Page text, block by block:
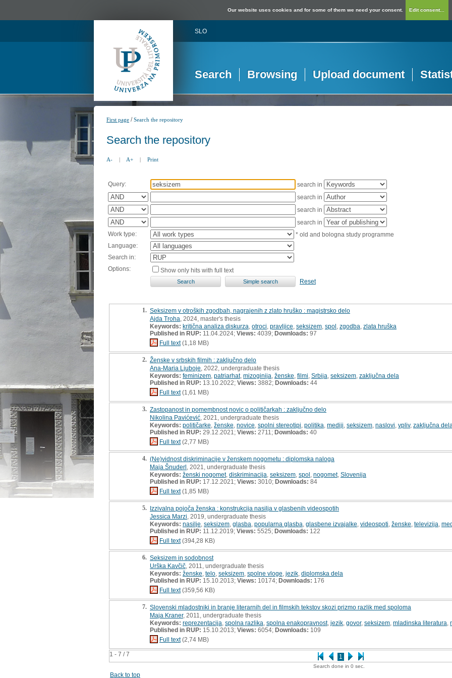
Our website uses cookies and for some of them we need your consent. Edit consent...
SLO
Search Browsing Upload document
First page /Search the repository
Search the repository
A- | A+ | Print
Query:
search in
search in
search in
search in
Work type:
* old and bologna study programme
Language:
Search in:
Options:
Show only hits with full text
Reset
1 - 7 / 7 1
1. Seksizem v otroških zgodbah, nagrajenih z zlato hruško : magistrsko delo
Ajda Troha , 2024, master's thesis
Keywords: kritična analiza diskurza otroci pravljice seksizem spol zgodba zlata hruška
Published in RUP: 11.04.2024; Views: 4039; Downloads: 97
Full text(1,18 MB)
2. Ženske v srbskih filmih : zaključno delo
Ana-Maria Ljuboje , 2022, undergraduate thesis
Keywords: feminizem patriarhat, mizoginija ženske filmi Srbija seksizem zaključna dela
Published in RUP: 13.10.2022; Views: 3882; Downloads: 44
Full text(1,61 MB)
3. Zastopanost in pomembnost novic o političarkah : zaključno delo
Nikolina Pavićević , 2021, undergraduate thesis
Keywords: političarke ženske novice spolni stereotipi politika mediji seksizem naslovi vpliv, zaključna
Published in RUP: 29.12.2021; Views: 2711; Downloads: 40
Full text(2,77 MB)
4. (Ne)vidnost diskriminacije v ženskem nogometu : diplomska naloga
Maja Šnuderl , 2021, undergraduate thesis
Keywords: ženski nogomet, diskriminacija seksizem spol nogomet, Slovenija
Published in RUP: 17.12.2021; Views: 3010; Downloads: 84
Full text(1,85 MB)
5. Izzivalna pojoča ženska : konstrukcija nasilja v glasbenih videospotih
Jessica Marzi , 2019, undergraduate thesis
Keywords: nasilje seksizem glasba popularna glasba glasbene izvajalke videospoti ženske televizija
Published in RUP: 11.12.2019; Views: 5525; Downloads: 122
Full text(394,28 KB)
6. Seksizem in sodobnost
Urška Kavčič , 2011, undergraduate thesis
Keywords: ženske telo seksizem spolne vloge jezik diplomska dela
Published in RUP: 15.10.2013; Views: 10174; Downloads: 176
Full text(359,56 KB)
7. Slovenski mladostniki in branje literarnih del in filmskih tekstov skozi prizmo razlik med spoloma
Maja Kraner, 2011, undergraduate thesis
Keywords: reprezentacija spolna razlika spolna enakopravnost, jezik govor, seksizem mladinska literatura
Published in RUP: 15.10.2013; Views: 6054; Downloads: 109
Full text(2,74 MB)
Search done in 0 sec.
Back to top